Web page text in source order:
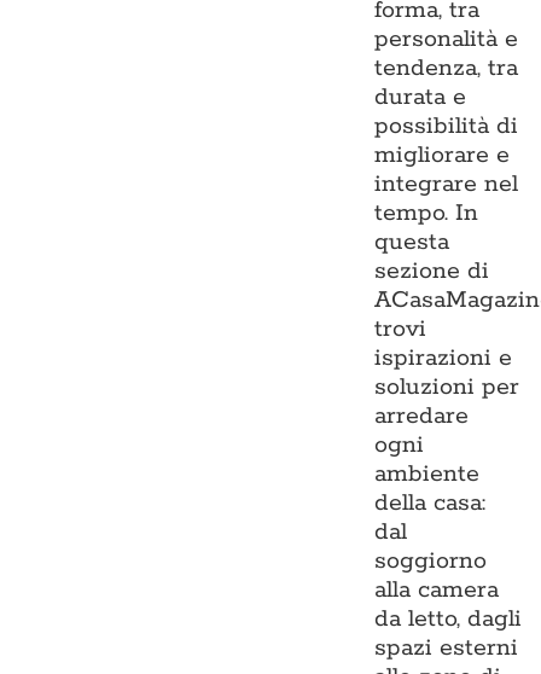
forma, tra
personalità e
tendenza, tra
durata e
possibilità di
migliorare e
integrare nel
tempo. In
questa
sezione di
trovi
ispirazioni e
soluzioni per
arredare
ogni
ambiente
della casa:
dal
soggiorno
alla camera
da letto, dagli
spazi esterni